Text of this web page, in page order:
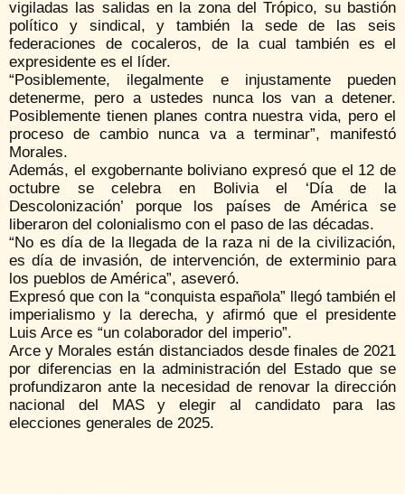
vigiladas las salidas en la zona del Trópico, su bastión
político y sindical, y también la sede de las seis
federaciones de cocaleros, de la cual también es el
expresidente es el líder.
“Posiblemente, ilegalmente e injustamente pueden
detenerme, pero a ustedes nunca los van a detener.
Posiblemente tienen planes contra nuestra vida, pero el
proceso de cambio nunca va a terminar”, manifestó
Morales.
Además, el exgobernante boliviano expresó que el 12 de
octubre se celebra en Bolivia el ‘Día de la
Descolonización’ porque los países de América se
liberaron del colonialismo con el paso de las décadas.
“No es día de la llegada de la raza ni de la civilización,
es día de invasión, de intervención, de exterminio para
los pueblos de América”, aseveró.
Expresó que con la “conquista española” llegó también el
imperialismo y la derecha, y afirmó que el presidente
Luis Arce es “un colaborador del imperio”.
Arce y Morales están distanciados desde finales de 2021
por diferencias en la administración del Estado que se
profundizaron ante la necesidad de renovar la dirección
nacional del MAS y elegir al candidato para las
elecciones generales de 2025.